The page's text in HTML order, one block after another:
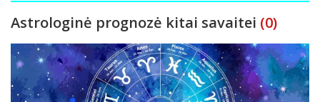
Astrologinė prognozė kitai savaitei (0)